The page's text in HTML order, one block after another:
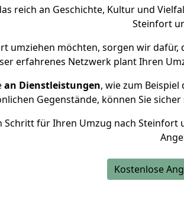
reich an Geschichte, Kultur und
Steinfort
umziehen möchten, sorgen wir
erfahrenes Netzwerk plant Ihren
an Dienstleistungen, wie zum
Gegenstände, können Sie sicher
Schritt für Ihren Umzug nach Steinfort
Kostenlose